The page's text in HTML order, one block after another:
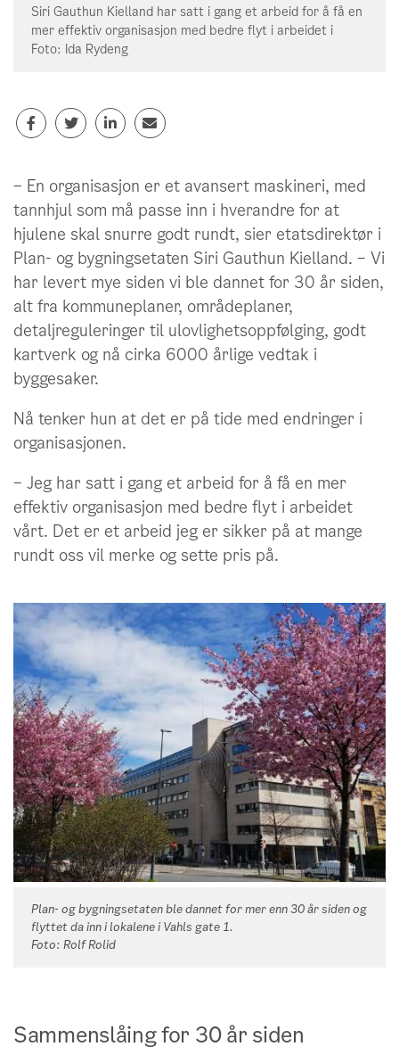
Siri Gauthun Kielland har satt i gang et arbeid for å få en
mer effektiv organisasjon med bedre flyt i arbeidet i
Foto: Ida Rydeng
– En organisasjon er et avansert maskineri, med
tannhjul som må passe inn i hverandre for at
hjulene skal snurre godt rundt, sier etatsdirektør i
Plan- og bygningsetaten Siri Gauthun Kielland. – Vi
har levert mye siden vi ble dannet for 30 år siden,
alt fra kommuneplaner, områdeplaner,
detaljreguleringer til ulovlighetsoppfølging, godt
kartverk og nå cirka 6000 årlige vedtak i
byggesaker.
Nå tenker hun at det er på tide med endringer i
organisasjonen.
– Jeg har satt i gang et arbeid for å få en mer
effektiv organisasjon med bedre flyt i arbeidet
vårt. Det er et arbeid jeg er sikker på at mange
rundt oss vil merke og sette pris på.
Plan- og bygningsetaten ble dannet for mer enn 30 år siden og
flyttet da inn i lokalene i Vahls gate 1.
Foto: Rolf Rolid
Sammenslåing for 30 år siden